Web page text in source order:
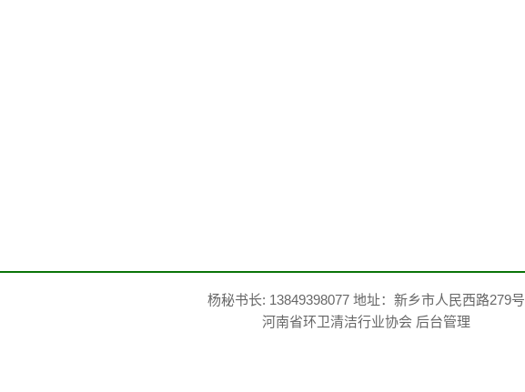
杨秘书长: 13849398077 地址：新乡市人民西路279号
河南省环卫清洁行业协会 后台管理